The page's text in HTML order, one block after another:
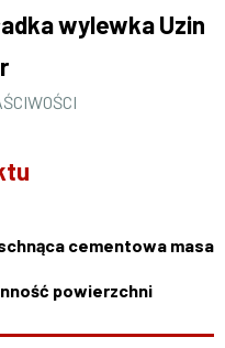
wylewka Uzin
cementowa masa
powierzchni